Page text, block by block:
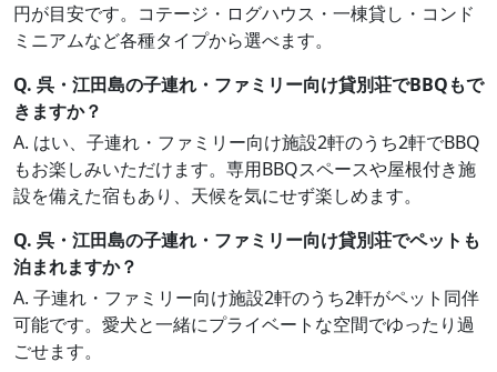
円が目安です。コテージ・ログハウス・一棟貸し・コンド
ミニアムなど各種タイプから選べます。
Q. 呉・江田島の子連れ・ファミリー向け貸別荘でBBQもで
きますか？
A. はい、子連れ・ファミリー向け施設2軒のうち2軒でBBQ
もお楽しみいただけます。専用BBQスペースや屋根付き施
設を備えた宿もあり、天候を気にせず楽しめます。
Q. 呉・江田島の子連れ・ファミリー向け貸別荘でペットも
泊まれますか？
A. 子連れ・ファミリー向け施設2軒のうち2軒がペット同伴
可能です。愛犬と一緒にプライベートな空間でゆったり過
ごせます。